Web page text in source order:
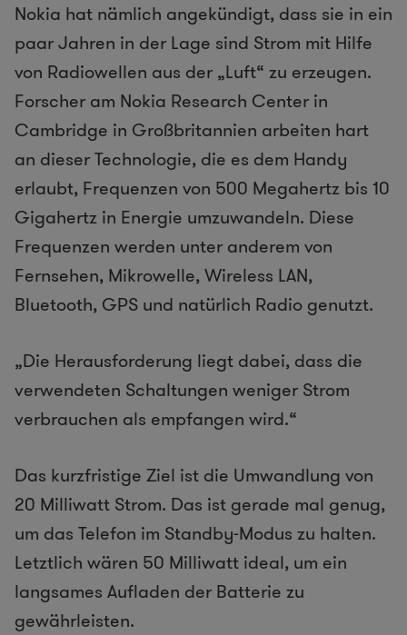
Nokia hat nämlich angekündigt, dass sie in ein
paar Jahren in der Lage sind Strom mit Hilfe
von Radiowellen aus der „Luft“ zu erzeugen.
Forscher am Nokia Research Center in
Cambridge in Großbritannien arbeiten hart
an dieser Technologie, die es dem Handy
erlaubt, Frequenzen von 500 Megahertz bis 10
Gigahertz in Energie umzuwandeln. Diese
Frequenzen werden unter anderem von
Fernsehen, Mikrowelle, Wireless LAN,
Bluetooth, GPS und natürlich Radio genutzt.
„Die Herausforderung liegt dabei, dass die
verwendeten Schaltungen weniger Strom
verbrauchen als empfangen wird.“
Das kurzfristige Ziel ist die Umwandlung von
20 Milliwatt Strom. Das ist gerade mal genug,
um das Telefon im Standby-Modus zu halten.
Letztlich wären 50 Milliwatt ideal, um ein
langsames Aufladen der Batterie zu
gewährleisten.